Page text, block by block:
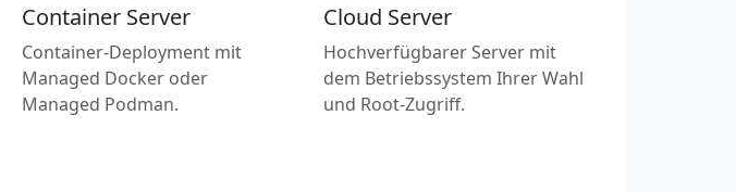
Container Server
Container-Deployment mit
Managed Docker oder
Managed Podman.
Cloud Server
Hochverfügbarer Server mit
dem Betriebssystem Ihrer Wahl
und Root-Zugriff.